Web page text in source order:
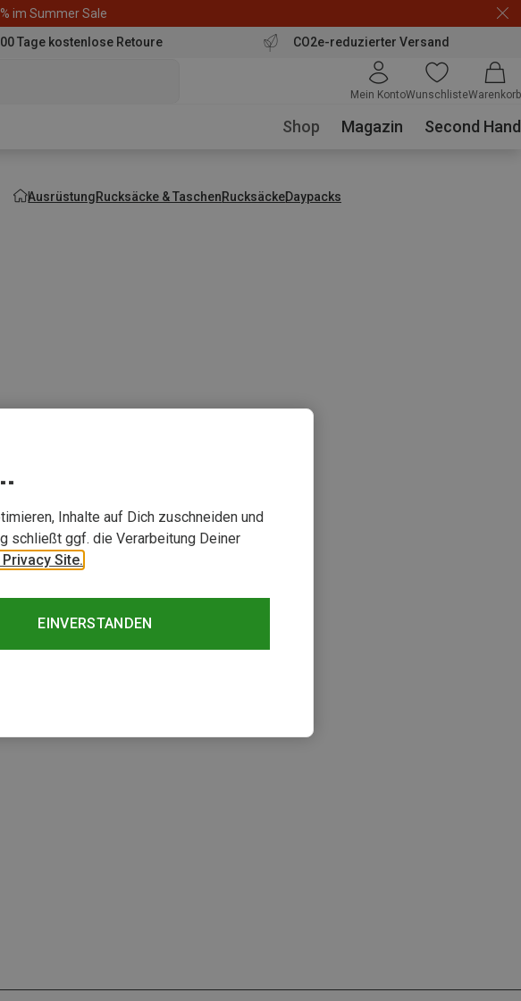
im Summer Sale
Tage kostenlose Retoure CO2e-reduzierter Versand
Mein KontoWunschlisteWarenkorb
Shop Magazin Second Hand
AusrüstungRucksäcke & TaschenRucksäckeDaypacks
Inhalte auf Dich zuschneiden und
schließt ggf. die Verarbeitung Deiner
Site.
EINVERSTANDEN